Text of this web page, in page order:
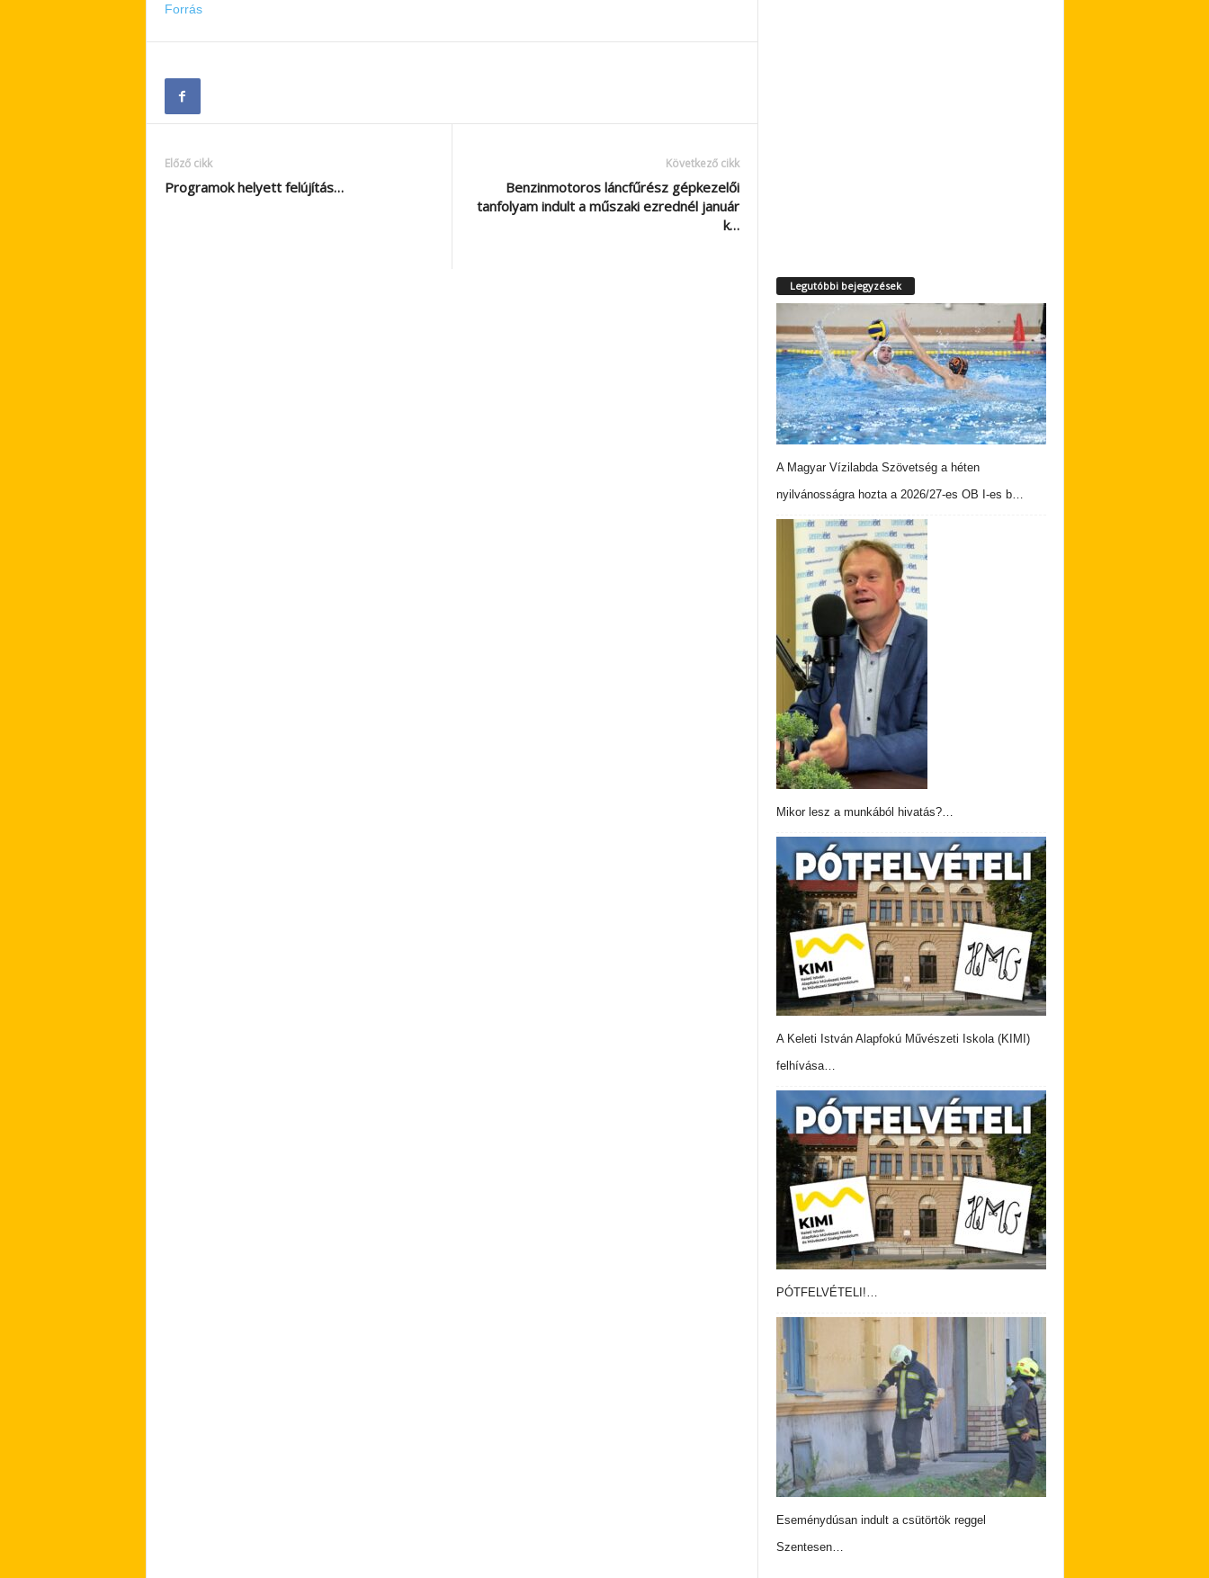
Forrás
Előző cikk
Programok helyett felújítás…
Következő cikk
Benzinmotoros láncfűrész gépkezelői
tanfolyam indult a műszaki ezrednél január
k…
Legutóbbi bejegyzések
A Magyar Vízilabda Szövetség a héten
nyilvánosságra hozta a 2026/27-es OB I-es b…
Mikor lesz a munkából hivatás?…
A Keleti István Alapfokú Művészeti Iskola (KIMI)
felhívása…
PÓTFELVÉTELI!…
Eseménydúsan indult a csütörtök reggel
Szentesen…